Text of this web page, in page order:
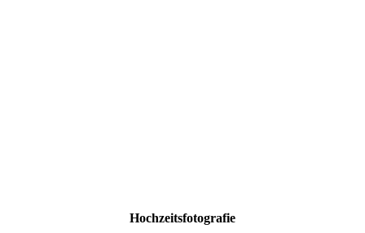
Hochzeitsfotografie